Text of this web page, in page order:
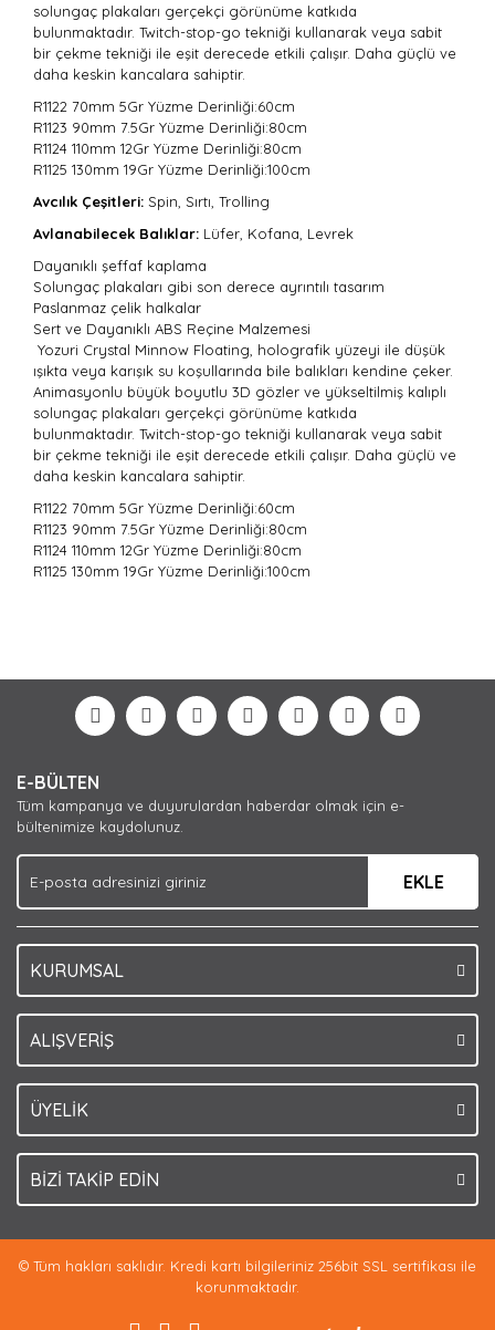
solungaç plakaları gerçekçi görünüme katkıda
bulunmaktadır. Twitch-stop-go tekniği kullanarak veya sabit
bir çekme tekniği ile eşit derecede etkili çalışır. Daha güçlü ve
daha keskin kancalara sahiptir.
R1122 70mm 5Gr Yüzme Derinliği:60cm
R1123 90mm 7.5Gr Yüzme Derinliği:80cm
R1124 110mm 12Gr Yüzme Derinliği:80cm
R1125 130mm 19Gr Yüzme Derinliği:100cm
Avcılık Çeşitleri: Spin, Sırtı, Trolling
Avlanabilecek Balıklar: Lüfer, Kofana, Levrek
Dayanıklı şeffaf kaplama
Solungaç plakaları gibi son derece ayrıntılı tasarım
Paslanmaz çelik halkalar
Sert ve Dayanıklı ABS Reçine Malzemesi
Yozuri Crystal Minnow Floating, holografik yüzeyi ile düşük
ışıkta veya karışık su koşullarında bile balıkları kendine çeker.
Animasyonlu büyük boyutlu 3D gözler ve yükseltilmiş kalıplı
solungaç plakaları gerçekçi görünüme katkıda
bulunmaktadır. Twitch-stop-go tekniği kullanarak veya sabit
bir çekme tekniği ile eşit derecede etkili çalışır. Daha güçlü ve
daha keskin kancalara sahiptir.
R1122 70mm 5Gr Yüzme Derinliği:60cm
R1123 90mm 7.5Gr Yüzme Derinliği:80cm
R1124 110mm 12Gr Yüzme Derinliği:80cm
R1125 130mm 19Gr Yüzme Derinliği:100cm
Yorum Yaz
formunu kullanarak tarafımıza iletebilirsiniz.
Görüş ve önerileriniz için teşekkür ederiz.
Ürün açıklamasında eksik bilgiler bulunuyor.
Ürün bilgilerinde hatalar bulunuyor.
Ürün fiyatı diğer sitelerden daha pahalı.
Bu ürüne benzer farklı alternatifler olmalı.
E-BÜLTEN
Tüm kampanya ve duyurulardan haberdar olmak için e-
bültenimize kaydolunuz.
EKLE
KURUMSAL
ALIŞVERİŞ
ÜYELİK
BİZİ TAKİP EDİN
© Tüm hakları saklıdır. Kredi kartı bilgileriniz 256bit SSL sertifikası ile
korunmaktadır.